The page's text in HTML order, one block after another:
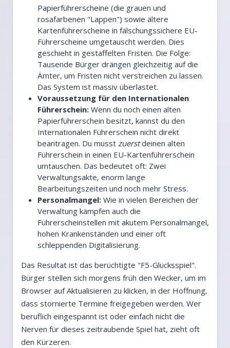
Papierführerscheine (die grauen und
rosafarbenen "Lappen") sowie ältere
Kartenführerscheine in fälschungssichere EU-
Führerscheine umgetauscht werden. Dies
geschieht in gestaffelten Fristen. Die Folge:
Tausende Bürger drängen gleichzeitig auf die
Ämter, um Fristen nicht verstreichen zu lassen.
Das System ist massiv überlastet.
Voraussetzung für den Internationalen
Führerschein: Wenn du noch einen alten
Papierführerschein besitzt, kannst du den
Internationalen Führerschein nicht direkt
beantragen. Du musst zuerstdeinen alten
Führerschein in einen EU-Kartenführerschein
umtauschen. Das bedeutet oft: Zwei
Verwaltungsakte, enorm lange
Bearbeitungszeiten und noch mehr Stress.
Personalmangel: Wie in vielen Bereichen der
Verwaltung kämpfen auch die
Führerscheinstellen mit akutem Personalmangel,
hohen Krankenständen und einer oft
schleppenden Digitalisierung.
Das Resultat ist das berüchtigte "F5-Glücksspiel".
Bürger stellen sich morgens früh den Wecker, um im
Browser auf Aktualisieren zu klicken, in der Hoffnung,
dass stornierte Termine freigegeben werden. Wer
beruflich eingespannt ist oder einfach nicht die
Nerven für dieses zeitraubende Spiel hat, zieht oft
den Kürzeren.